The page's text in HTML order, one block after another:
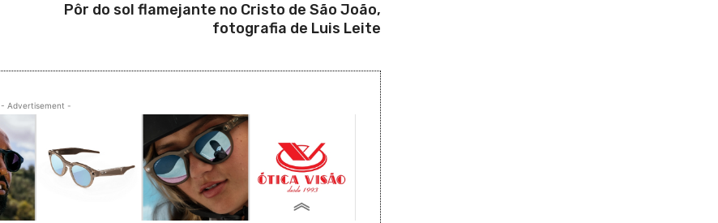
Pôr do sol flamejante no Cristo de São João,
fotografia de Luis Leite
- Advertisement -